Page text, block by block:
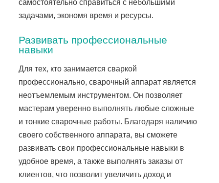
самостоятельно справиться с небольшими
задачами, экономя время и ресурсы.
Развивать профессиональные
навыки
Для тех, кто занимается сваркой
профессионально, сварочный аппарат является
неотъемлемым инструментом. Он позволяет
мастерам уверенно выполнять любые сложные
и тонкие сварочные работы. Благодаря наличию
своего собственного аппарата, вы сможете
развивать свои профессиональные навыки в
удобное время, а также выполнять заказы от
клиентов, что позволит увеличить доход и